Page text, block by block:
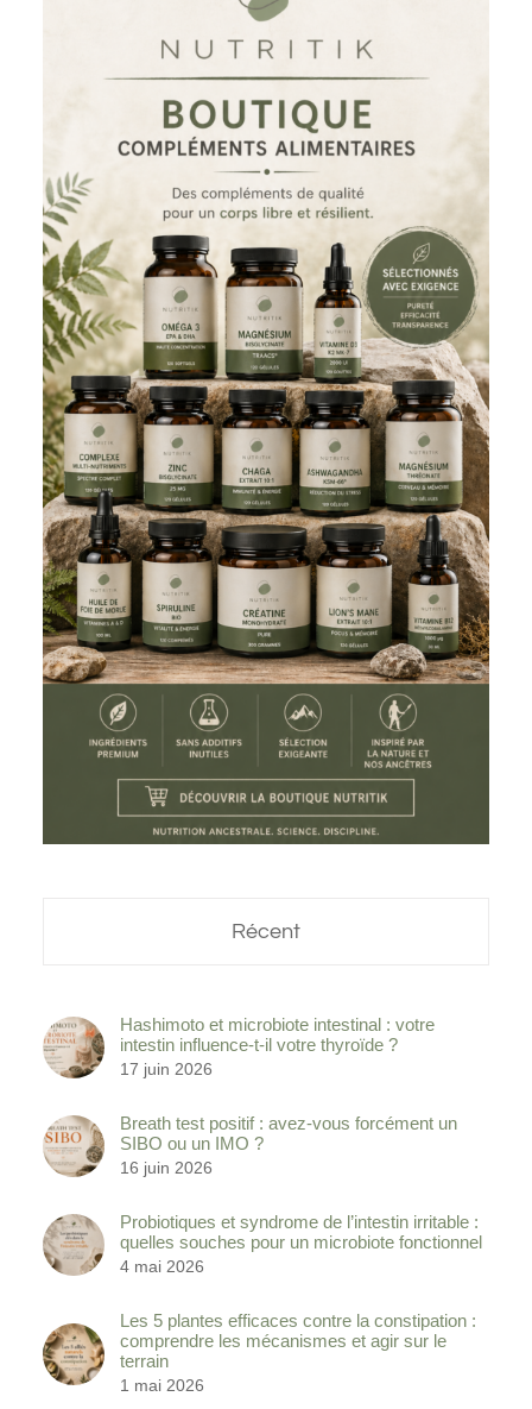
Récent
Hashimoto et microbiote intestinal : votre
intestin influence-t-il votre thyroïde ?
17 juin 2026
Breath test positif : avez-vous forcément un
SIBO ou un IMO ?
16 juin 2026
Probiotiques et syndrome de l’intestin irritable :
quelles souches pour un microbiote fonctionnel
4 mai 2026
Les 5 plantes efficaces contre la constipation :
comprendre les mécanismes et agir sur le
terrain
1 mai 2026